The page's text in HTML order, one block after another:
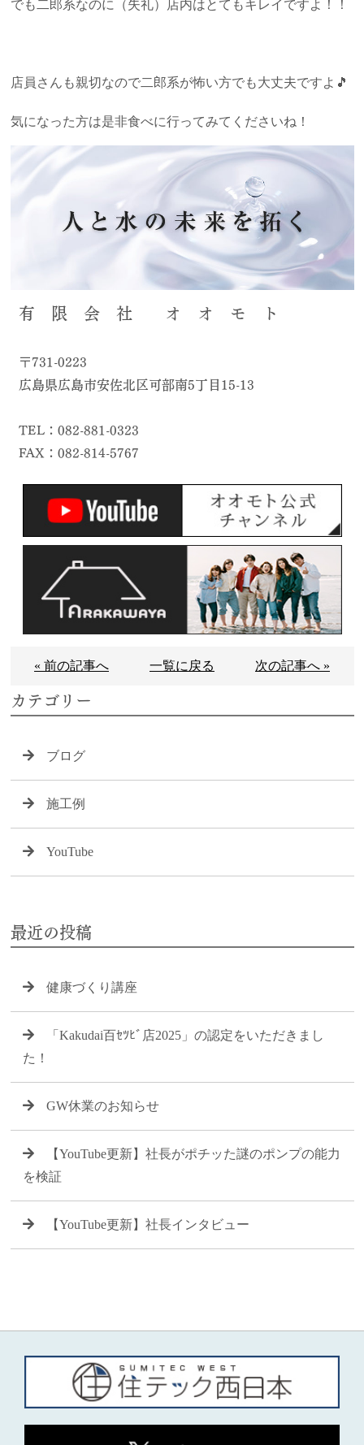
でも二郎系なのに（失礼）店内はとてもキレイですよ！！
店員さんも親切なので二郎系が怖い方でも大丈夫ですよ🎵
気になった方は是非食べに行ってみてくださいね！
有 限 会 社 オ オ モ ト
〒731-0223
広島県広島市安佐北区可部南5丁目15-13
TEL：082-881-0323
FAX：082-814-5767
« 前の記事へ 一覧に戻る 次の記事へ »
カテゴリー
ブログ
施工例
YouTube
最近の投稿
健康づくり講座
「Kakudai百ｾﾂﾋﾞ店2025」の認定をいただきまし
た！
GW休業のお知らせ
【YouTube更新】社長がポチッた謎のポンプの能力
を検証
【YouTube更新】社長インタビュー